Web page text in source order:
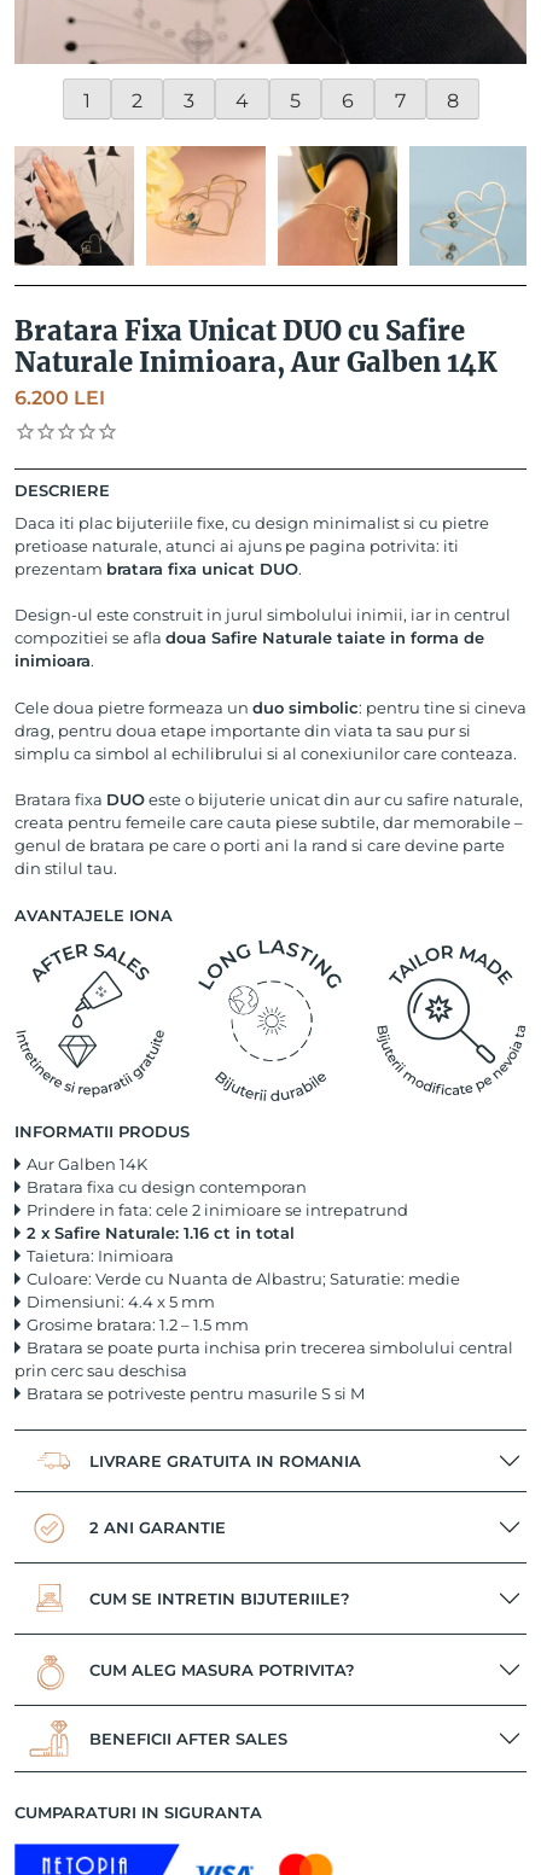
1 2 3 4 5 6 7 8
Bratara Fixa Unicat DUO cu Safire
Naturale Inimioara, Aur Galben 14K
6.200 LEI
DESCRIERE
Daca iti plac bijuteriile fixe, cu design minimalist si cu pietre
pretioase naturale, atunci ai ajuns pe pagina potrivita: iti
prezentam bratara fixa unicat DUO.
Design-ul este construit in jurul simbolului inimii, iar in centrul
compozitiei se afla doua Safire Naturale taiate in forma de
inimioara.
Cele doua pietre formeaza un duo simbolic: pentru tine si cineva
drag, pentru doua etape importante din viata ta sau pur si
simplu ca simbol al echilibrului si al conexiunilor care conteaza.
Bratara fixa DUOeste o bijuterie unicat din aur cu safire naturale,
creata pentru femeile care cauta piese subtile, dar memorabile –
genul de bratara pe care o porti ani la rand si care devine parte
din stilul tau.
AVANTAJELE IONA
INFORMATII PRODUS
Aur Galben 14K
Bratara fixa cu design contemporan
Prindere in fata: cele 2 inimioare se intrepatrund
2 x Safire Naturale: 1.16 ct in total
Taietura: Inimioara
Culoare: Verde cu Nuanta de Albastru; Saturatie: medie
Dimensiuni: 4.4 x 5 mm
Grosime bratara: 1.2 – 1.5 mm
Bratara se poate purta inchisa prin trecerea simbolului central
prin cerc sau deschisa
Bratara se potriveste pentru masurile S si M
LIVRARE GRATUITA IN ROMANIA
2 ANI GARANTIE
CUM SE INTRETIN BIJUTERIILE?
CUM ALEG MASURA POTRIVITA?
BENEFICII AFTER SALES
CUMPARATURI IN SIGURANTA